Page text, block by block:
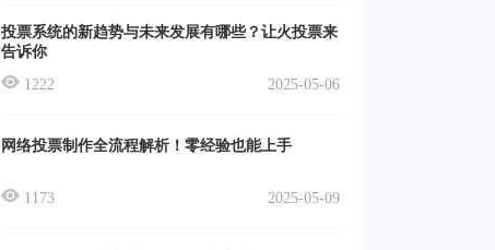
投票系统的新趋势与未来发展有哪些？让火投票来
告诉你
1222
2025-05-06
网络投票制作全流程解析！零经验也能上手
1173 2025-05-09